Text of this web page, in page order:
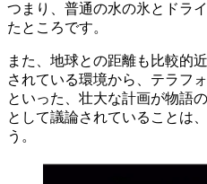
つまり、普通の水の氷とドラ
たところです。
また、地球との距離も比較的
されている環境から、テラフ
といった、壮大な計画が物語
として議論されていることは
う。